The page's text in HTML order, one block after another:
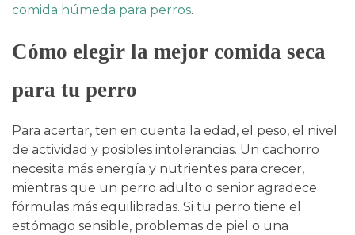
comida húmeda para perros.
Cómo elegir la mejor comida seca
para tu perro
Para acertar, ten en cuenta la edad, el peso, el nivel
de actividad y posibles intolerancias. Un cachorro
necesita más energía y nutrientes para crecer,
mientras que un perro adulto o senior agradece
fórmulas más equilibradas. Si tu perro tiene el
estómago sensible, problemas de piel o una